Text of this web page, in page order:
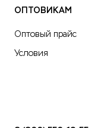
ОПТОВИКАМ
Оптовый прайс
Условия